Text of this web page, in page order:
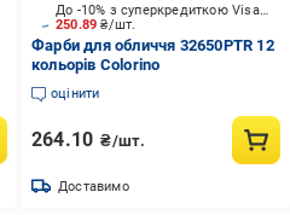
250.89₴/шт.
До -10% з суперкредиткою Visa Вигода
Фарби для обличчя 32650PTR 12
кольорів Colorino
оцінити
264.10 ₴/шт.
Доставимо